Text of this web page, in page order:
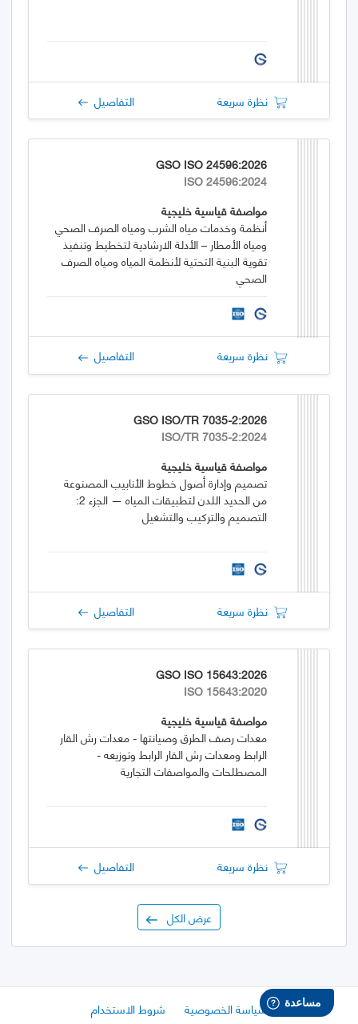
نظرة سريعة التفاصيل
GSO ISO 24596:2026
ISO 24596:2024
مواصفة قياسية خليجية
أنظمة وخدمات مياه الشرب ومياه الصرف الصحي
ومياه الأمطار – الأدلة الارشادية لتخطيط وتنفيذ
تقوية البنية التحتية لأنظمة المياه ومياه الصرف
الصحي
نظرة سريعة التفاصيل
GSO ISO/TR 7035-2:2026
ISO/TR 7035-2:2024
مواصفة قياسية خليجية
تصميم وإدارة أصول خطوط الأنابيب المصنوعة
من الحديد اللدن لتطبيقات المياه — الجزء 2:
التصميم والتركيب والتشغيل
نظرة سريعة التفاصيل
GSO ISO 15643:2026
ISO 15643:2020
مواصفة قياسية خليجية
معدات رصف الطرق وصيانتها - معدات رش القار
الرابط ومعدات رش القار الرابط وتوزيعه -
المصطلحات والمواصفات التجارية
نظرة سريعة التفاصيل
عرض الكل
سياسة الخصوصية شروط الاستخدام